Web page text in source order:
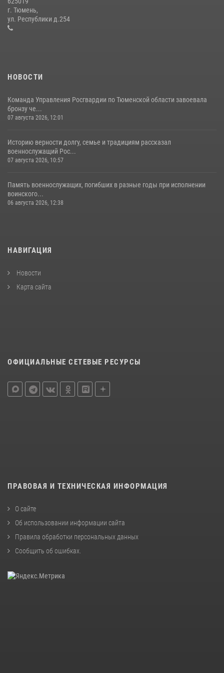
Сотрудники тюменского СОБР "Сова" отработали навыки
десантирования на Урале
16 июля 2026, 10:42
г. Тюмень,
ул. Республики д.254
НОВОСТИ
Команда Управления Росгвардии по Тюменской области завоевала
бронзу че...
07 августа 2026, 12:01
Историю верности долгу, семье и традициям рассказал
военнослужащий Рос...
07 августа 2026, 10:57
Память военнослужащих, погибших в разные годы при исполнении
воинского...
06 августа 2026, 12:38
НАВИГАЦИЯ
Новости
Карта сайта
ОФИЦИАЛЬНЫЕ СЕТЕВЫЕ РЕСУРСЫ
ПРАВОВАЯ И ТЕХНИЧЕСКАЯ ИНФОРМАЦИЯ
О сайте
Об использовании информации сайта
Правила обработки персональных данных
Сообщить об ошибках.